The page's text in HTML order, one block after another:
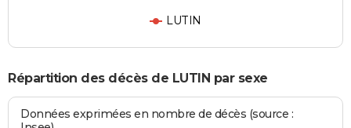
LUTIN
Répartition des décès de LUTIN par sexe
Données exprimées en nombre de décès (source :